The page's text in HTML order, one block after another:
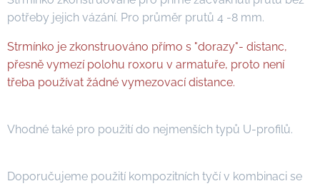
potřeby jejich vázání. Pro průměr prutů 4 -8 mm.
Strmínko je zkonstruováno přímo s "dorazy"- distanc,
přesně vymezí polohu roxoru v armatuře, proto není
třeba používat žádné vymezovací distance.
Vhodné také pro použití do nejmenších typů U-profilů.
Doporučujeme použití kompozitních tyčí v kombinaci se